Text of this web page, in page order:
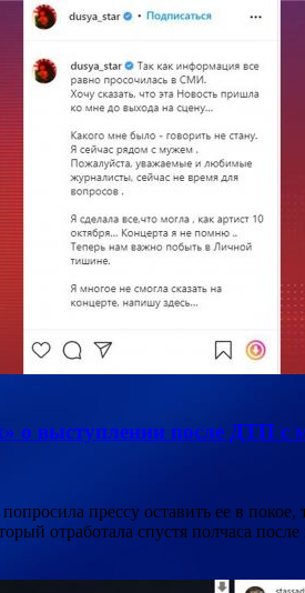
о выступлении после ДТП с
прессу оставить ее в
отработала спустя полчаса